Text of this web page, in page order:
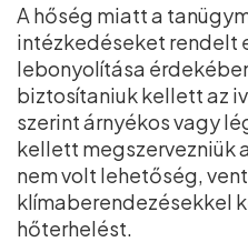
A hőség miatt a
intézkedéseket rendelt
lebonyolítása
biztosítaniuk kellett az
szerint árnyékos vagy
kellett megszervezniük
nem volt lehetőség,
klímaberendezésekkel
hőterhelést.